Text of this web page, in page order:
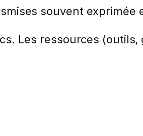
souvent exprimée
Les ressources